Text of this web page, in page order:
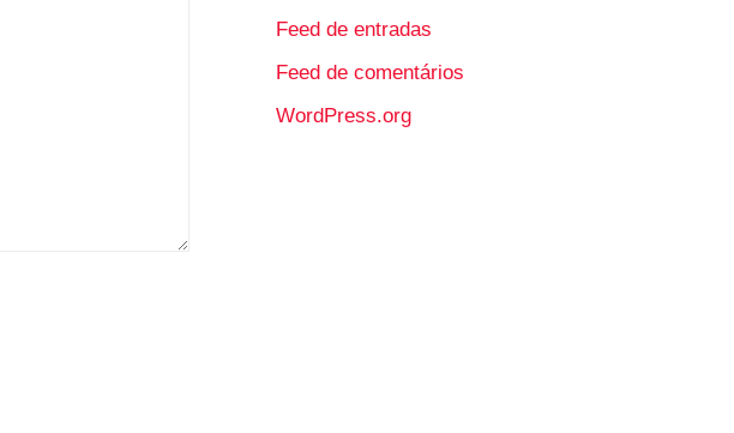
Feed de entradas
Feed de comentários
WordPress.org